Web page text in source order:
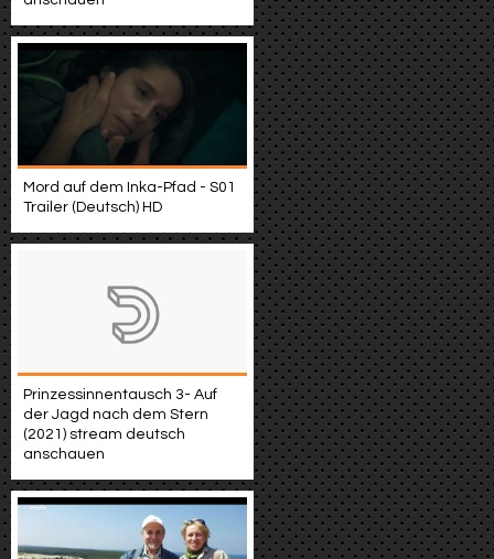
Mord auf dem Inka-Pfad - S01
Trailer (Deutsch) HD
Prinzessinnentausch 3- Auf
der Jagd nach dem Stern
(2021) stream deutsch
anschauen